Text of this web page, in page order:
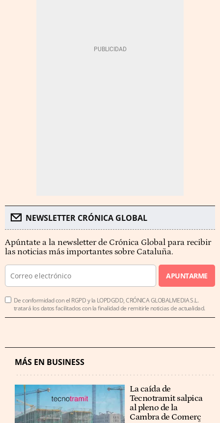
NEWSLETTER CRÓNICA GLOBAL
Apúntate a la newsletter de Crónica Global para recibir
las noticias más importantes sobre Cataluña.
APUNTARME
De conformidad con el RGPD y la LOPDGDD, CRÓNICA GLOBALMEDIA S.L.
tratará los datos facilitados con la finalidad de remitirle noticias de actualidad.
MÁS EN BUSINESS
La caída de
Tecnotramit salpica
al pleno de la
Cambra de Comerç